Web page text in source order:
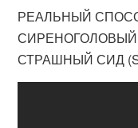
РЕАЛЬНЫЙ
СИРЕНОГОЛОВЫЙ
СТРАШНЫЙ СИД